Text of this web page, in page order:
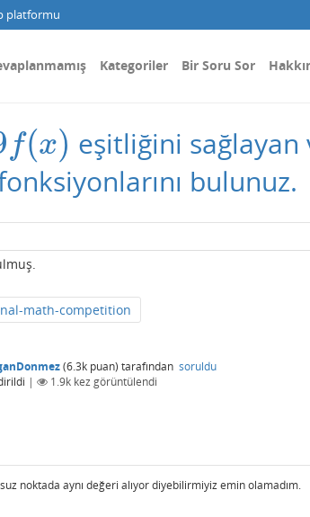
platformu
Kategoriler Bir Soru Sor
f(x) eşitliğini sağlayan
bulunuz.
math-competition
(6.3k puan) tarafından soruldu
| 1.9k kez görüntülendi
noktada aynı değeri alıyor diyebilirmiyiz emin olamadım.